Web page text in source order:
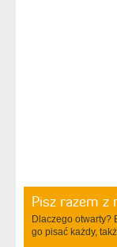
Pisz razem z
Dlaczego otwarty?
go pisać każdy,